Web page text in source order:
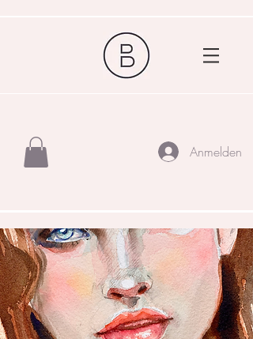
Anmelden